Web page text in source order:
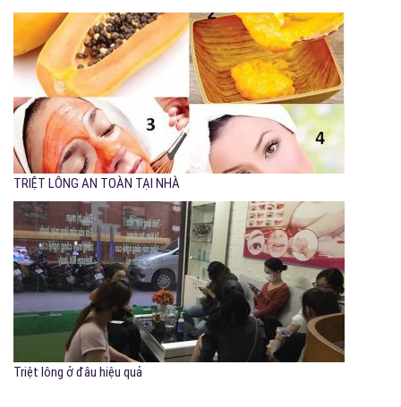
TRIỆT LÔNG AN TOÀN TẠI NHÀ
Triệt lông ở đâu hiệu quả